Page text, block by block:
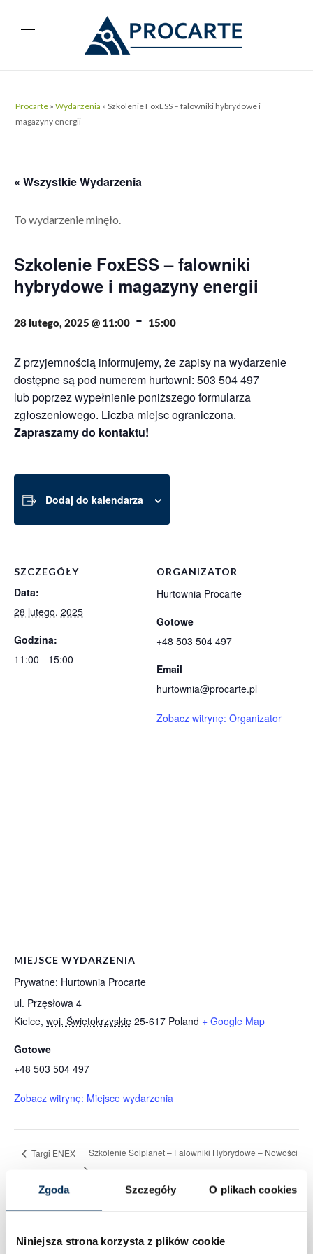
Zgoda Szczegóły O plikach cookies
Niniejsza strona korzysta z plików cookie
Procarte »Wydarzenia »Szkolenie FoxESS – falowniki hybrydowe i
magazyny energii
« Wszystkie Wydarzenia
To wydarzenie minęło.
Szkolenie FoxESS – falowniki
hybrydowe i magazyny energii
28 lutego, 2025 @ 11:00 - 15:00
Z przyjemnością informujemy, że zapisy na wydarzenie
dostępne są pod numerem hurtowni: 503 504 497
lub poprzez wypełnienie poniższego formularza
zgłoszeniowego. Liczba miejsc ograniczona.
Zapraszamy do kontaktu!
Dodaj do kalendarza
SZCZEGÓŁY
Data:
28 lutego, 2025
Godzina:
11:00 - 15:00
ORGANIZATOR
Hurtownia Procarte
Gotowe
+48 503 504 497
Email
hurtownia@procarte.pl
Zobacz witrynę: Organizator
MIEJSCE WYDARZENIA
Prywatne: Hurtownia Procarte
ul. Przęsłowa 4
Kielce, woj. Świętokrzyskie 25-617 Poland + Google Map
Gotowe
+48 503 504 497
Zobacz witrynę: Miejsce wydarzenia
Targi ENEX Szkolenie Solplanet – Falowniki Hybrydowe – Nowości